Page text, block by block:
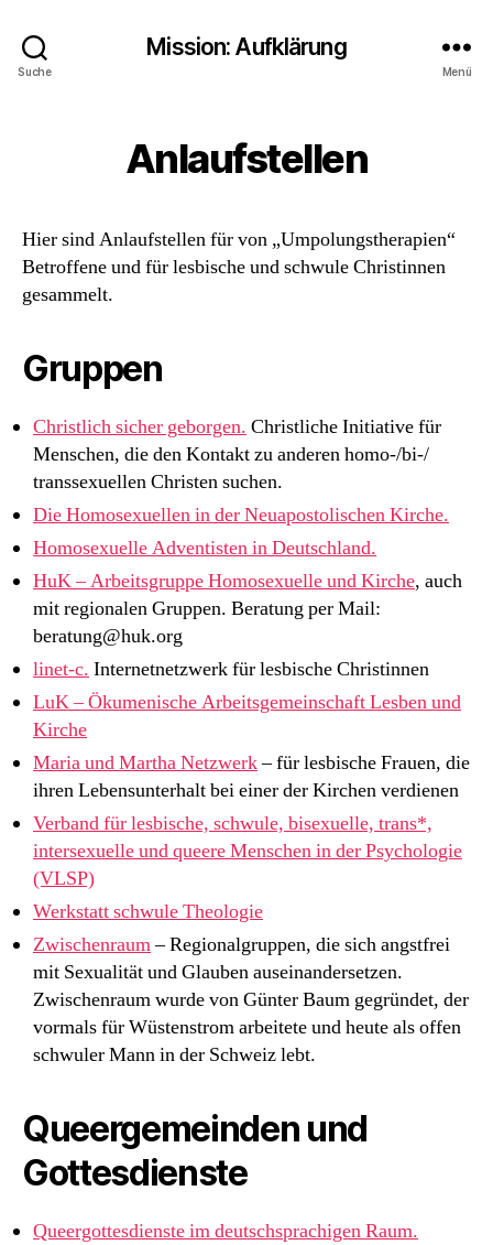
Suche
Mission: Aufklärung
Menü
Anlaufstellen
Hier sind Anlaufstellen für von „Umpolungstherapien“
Betroffene und für lesbische und schwule Christinnen
gesammelt.
Gruppen
Christlich sicher geborgen. Christliche Initiative für
Menschen, die den Kontakt zu anderen homo-/bi-/
transsexuellen Christen suchen.
Die Homosexuellen in der Neuapostolischen Kirche.
Homosexuelle Adventisten in Deutschland.
HuK – Arbeitsgruppe Homosexuelle und Kirche, auch
mit regionalen Gruppen. Beratung per Mail:
beratung@huk.org
linet-c. Internetnetzwerk für lesbische Christinnen
LuK – Ökumenische Arbeitsgemeinschaft Lesben und
Kirche
Maria und Martha Netzwerk– für lesbische Frauen, die
ihren Lebensunterhalt bei einer der Kirchen verdienen
Verband für lesbische, schwule, bisexuelle, trans*,
intersexuelle und queere Menschen in der Psychologie
(VLSP)
Werkstatt schwule Theologie
Zwischenraum– Regionalgruppen, die sich angstfrei
mit Sexualität und Glauben auseinandersetzen.
Zwischenraum wurde von Günter Baum gegründet, der
vormals für Wüstenstrom arbeitete und heute als offen
schwuler Mann in der Schweiz lebt.
Queergemeinden und
Gottesdienste
Queergottesdienste im deutschsprachigen Raum.